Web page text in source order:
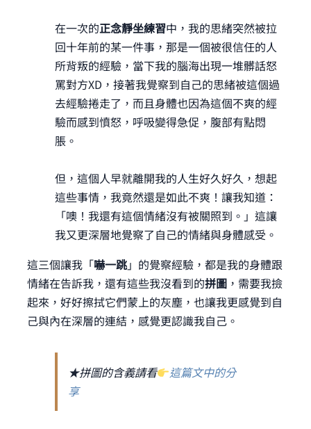
在一次的正念靜坐練習中，我的思緒突然被拉
回十年前的某一件事，那是一個被很信任的人
所背叛的經驗，當下我的腦海出現一堆髒話怒
罵對方XD，接著我覺察到自己的思緒被這個過
去經驗捲走了，而且身體也因為這個不爽的經
驗而感到憤怒，呼吸變得急促，腹部有點悶
脹。
但，這個人早就離開我的人生好久好久，想起
這些事情，我竟然還是如此不爽！讓我知道：
「噢！我還有這個情緒沒有被關照到。」這讓
我又更深層地覺察了自己的情緒與身體感受。
這三個讓我「嚇一跳」的覺察經驗，都是我的身體跟
情緒在告訴我，還有這些我沒看到的拼圖，需要我撿
起來，好好擦拭它們蒙上的灰塵，也讓我更感覺到自
己與內在深層的連結，感覺更認識我自己。
★拼圖的含義請看
這篇文中的分
享